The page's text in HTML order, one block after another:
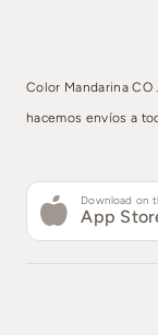
Color Mandarina CO
hacemos envíos a
Download on
App